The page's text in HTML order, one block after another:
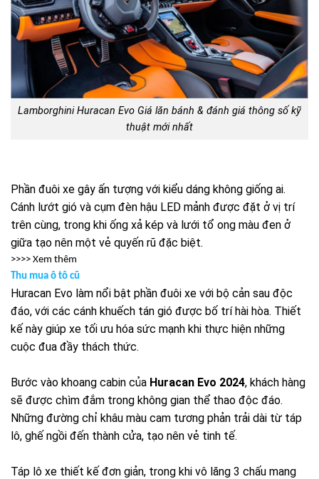
Lamborghini Huracan Evo Giá lăn bánh & đánh giá thông số kỹ
thuật mới nhất
Phần đuôi xe gây ấn tượng với kiểu dáng không giống ai.
Cánh lướt gió và cụm đèn hậu LED mảnh được đặt ở vị trí
trên cùng, trong khi ống xả kép và lưới tổ ong màu đen ở
giữa tạo nên một vẻ quyến rũ đặc biệt.
>>>> Xem thêm
Thu mua ô tô cũ
Huracan Evo làm nổi bật phần đuôi xe với bộ cản sau độc
đáo, với các cánh khuếch tán gió được bố trí hài hòa. Thiết
kế này giúp xe tối ưu hóa sức mạnh khi thực hiện những
cuộc đua đầy thách thức.
Bước vào khoang cabin của Huracan Evo 2024, khách hàng
sẽ được chìm đắm trong không gian thể thao độc đáo.
Những đường chỉ khâu màu cam tương phản trải dài từ táp
lô, ghế ngồi đến thành cửa, tạo nên vẻ tinh tế.
Táp lô xe thiết kế đơn giản, trong khi vô lăng 3 chấu mang